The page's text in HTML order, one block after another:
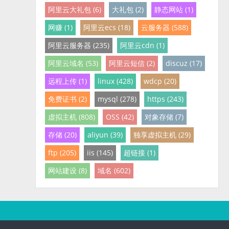
阿里云大礼包 (6)
大礼包 (2)
静态网站 (1)
网赚 (1)
阿里云ecs (18)
云服务器 (588)
阿里云服务器 (235)
阿里云cdn (1)
阿里云域名 (53)
阿里云短信 (2)
discuz (17)
远程上传 (1)
linux (428)
wdcp (20)
免费证书 (2)
mysql (278)
https (243)
虚拟主机 (808)
OSS (42)
对象存储 (7)
存储 (20)
aliyun (39)
独享虚拟主机 (29)
ftp (205)
iis (145)
超链接 (1)
网站建设 (8)
域名 (602)